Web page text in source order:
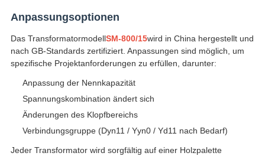
Anpassungsoptionen
Das TransformatormodellSM-800/15wird in China hergestellt und
nach GB-Standards zertifiziert. Anpassungen sind möglich, um
spezifische Projektanforderungen zu erfüllen, darunter:
Anpassung der Nennkapazität
Spannungskombination ändert sich
Änderungen des Klopfbereichs
Verbindungsgruppe (Dyn11 / Yyn0 / Yd11 nach Bedarf)
Jeder Transformator wird sorgfältig auf einer Holzpalette